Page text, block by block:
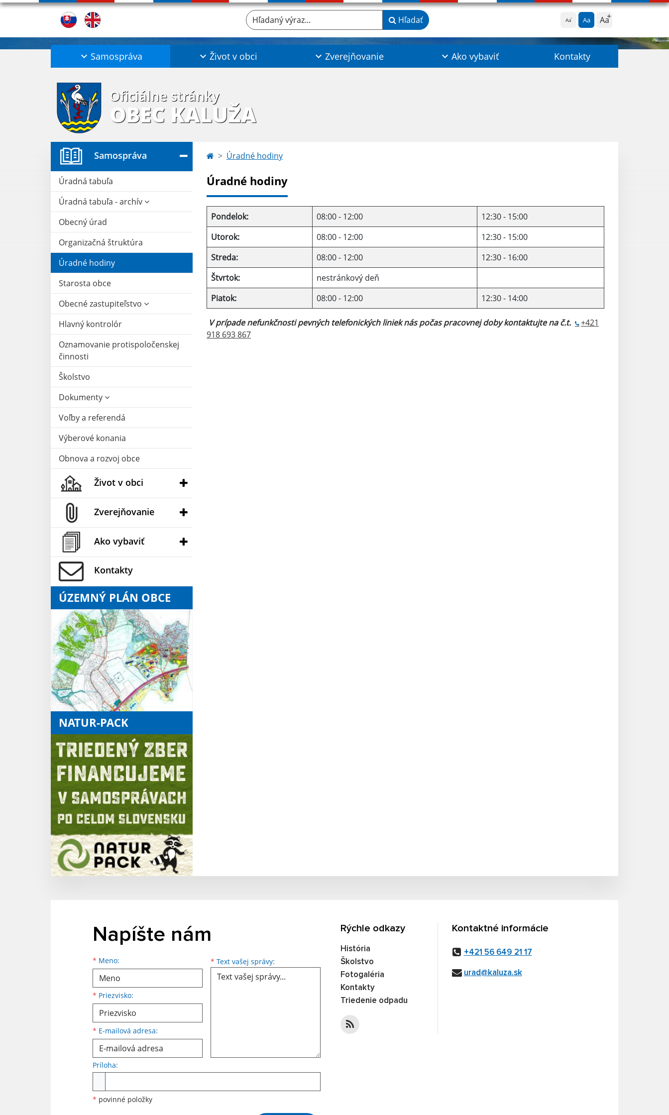
Aa Aa Aa
Hľadaný výraz... Hľadať
Samospráva Život v obci Zverejňovanie Ako vybaviť Kontakty
Oficiálne stránky
OBEC KALUŽA
Samospráva
Úradná tabuľa
Úradná tabuľa - archív
Obecný úrad
Organizačná štruktúra
Úradné hodiny
Starosta obce
Obecné zastupiteľstvo
Hlavný kontrolór
Oznamovanie protispoločenskej
činnosti
Školstvo
Dokumenty
Voľby a referendá
Výberové konania
Obnova a rozvoj obce
Život v obci
Zverejňovanie
Ako vybaviť
Kontakty
ÚZEMNÝ PLÁN OBCE
NATUR-PACK
Úradné hodiny
Úradné hodiny
Pondelok: 08:00 - 12:00
12:30 - 15:00
Utorok:
08:00 - 12:00
12:30 - 15:00
Streda:
08:00 - 12:00
12:30 - 16:00
Štvrtok:
nestránkový deň
Piatok:
08:00 - 12:00 12:30 - 14:00
V prípade nefunkčnosti pevných telefonických liniek nás počas pracovnej doby kontaktujtena č.t.
+421
918 693 867
Napíšte nám
* Meno:
Meno
* Priezvisko:
Priezvisko
* E-mailová adresa:
E-mailová adresa * Text vašej správy: Text vašej správy...
Príloha:
* povinné položky
Rýchle odkazy
História
Školstvo
Fotogaléria
Kontakty
Triedenie odpadu
Kontaktné informácie
+421 56 649 21 17
urad@kaluza.sk